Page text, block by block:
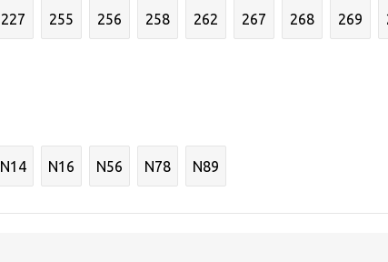
227 255 256 258 262 267 268 269
N14 N16 N56 N78 N89